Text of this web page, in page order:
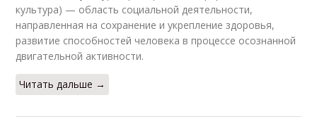
культура) — область социальной деятельности,
направленная на сохранение и укрепление здоровья,
развитие способностей человека в процессе осознанной
двигательной активности.
Читать дальше →